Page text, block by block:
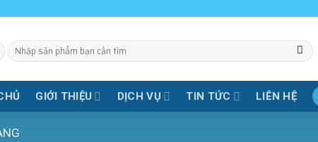
Tìm
kiếm:
GIỚI THIỆU DỊCH VỤ TIN TỨC LIÊN HỆ